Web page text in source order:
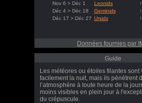
Nov 6 > Déc 1
Leonids
Déc 4 > Déc 18
Geminids
Déc 17 > Déc 27 Ursids
Données fournies par
Guide
Les météores ou étoiles filantes sont
facilement la nuit, mais ils pénètrent
l’atmosphère à toute heure de la
moins visibles en plein jour à
du crépuscule.